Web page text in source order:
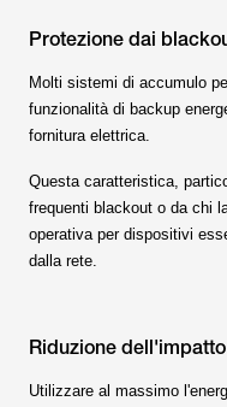
Protezione dai
Molti sistemi di accumulo
funzionalità di backup
fornitura elettrica.
Questa caratteristica,
frequenti blackout o da chi
operativa per dispositivi
dalla rete.
Riduzione
Utilizzare al massimo